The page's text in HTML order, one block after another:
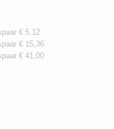
€ 5,12
€ 15,36
€ 41,00